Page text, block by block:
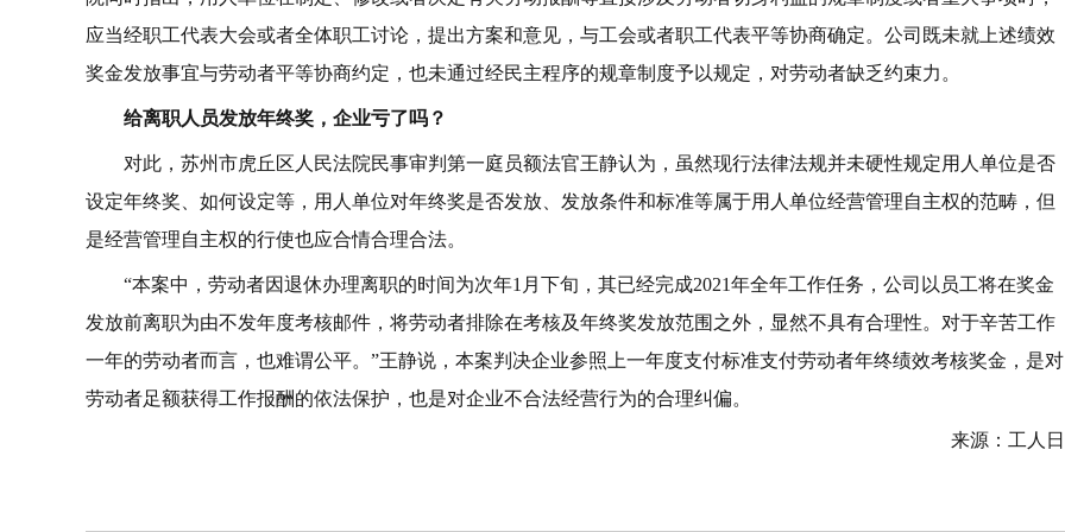
应当经职工代表大会或者全体职工讨论，提出方案和意见，与工会或者职工代表平等协商确定。公司既未就上述绩效
奖金发放事宜与劳动者平等协商约定，也未通过经民主程序的规章制度予以规定，对劳动者缺乏约束力。
给离职人员发放年终奖，企业亏了吗？
对此，苏州市虎丘区人民法院民事审判第一庭员额法官王静认为，虽然现行法律法规并未硬性规定用人单位是否
设定年终奖、如何设定等，用人单位对年终奖是否发放、发放条件和标准等属于用人单位经营管理自主权的范畴，但
是经营管理自主权的行使也应合情合理合法。
“本案中，劳动者因退休办理离职的时间为次年1月下旬，其已经完成2021年全年工作任务，公司以员工将在奖金
发放前离职为由不发年度考核邮件，将劳动者排除在考核及年终奖发放范围之外，显然不具有合理性。对于辛苦工作
一年的劳动者而言，也难谓公平。”王静说，本案判决企业参照上一年度支付标准支付劳动者年终绩效考核奖金，是对
劳动者足额获得工作报酬的依法保护，也是对企业不合法经营行为的合理纠偏。
来源：工人